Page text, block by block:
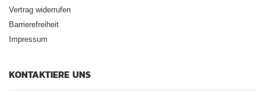
Vertrag widerrufen
Barrierefreiheit
Impressum
KONTAKTIERE UNS